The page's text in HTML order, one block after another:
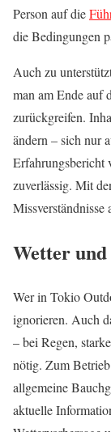
Person auf die
die Bedingungen
Auch zu
man am Ende auf
zurückgreifen.
ändern – sich nur
Erfahrungsbericht
zuverlässig. Mit
Missverständnisse
Wetter
Wer in Tokio
ignorieren. Auch
– bei Regen,
nötig. Zum
allgemeine
aktuelle